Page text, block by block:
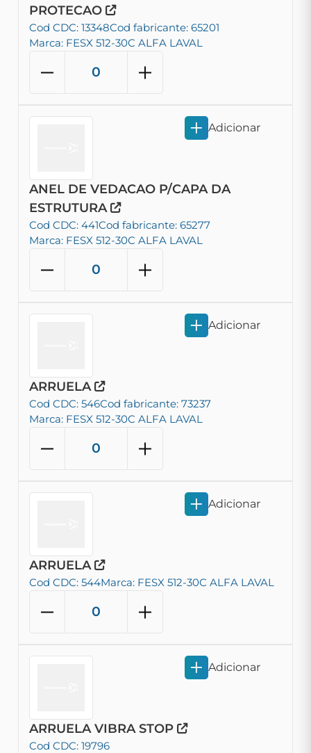
PROTECAO
Cod CDC: 13348Cod fabricante: 65201
Marca: FESX 512-30C ALFA LAVAL
ANEL DE VEDACAO P/CAPA DA
ESTRUTURA
Cod CDC: 441Cod fabricante: 65277
Marca: FESX 512-30C ALFA LAVAL
Adicionar
ARRUELA
Cod CDC: 546Cod fabricante: 73237
Marca: FESX 512-30C ALFA LAVAL
Adicionar
ARRUELA
Cod CDC: 544Marca: FESX 512-30C ALFA LAVAL
Adicionar
ARRUELA VIBRA STOP
Cod CDC: 19796
Adicionar